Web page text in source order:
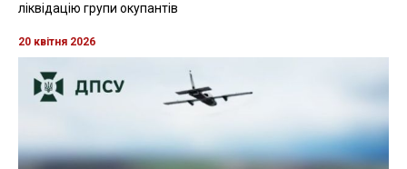
ліквідацію групи окупантів
20 квітня 2026